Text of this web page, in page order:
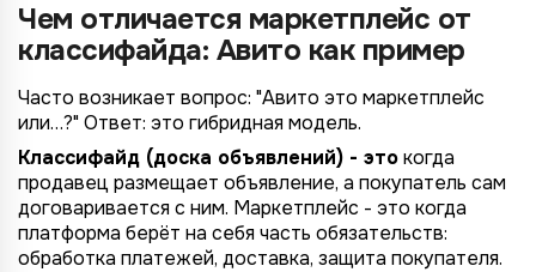
Чем отличается маркетплейс от
классифайда: Авито как пример
Часто возникает вопрос: "Авито это маркетплейс
или…?" Ответ: это гибридная модель.
Классифайд (доска объявлений) - этокогда
продавец размещает объявление, а покупатель сам
договаривается с ним. Маркетплейс - это когда
платформа берёт на себя часть обязательств:
обработка платежей, доставка, защита покупателя.